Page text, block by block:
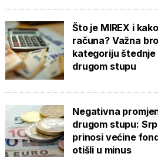
Što je MIREX i
računa? Važna
kategoriju štednje
drugom stupu
Negativna
drugom stupu:
prinosi većine
otišli u minus